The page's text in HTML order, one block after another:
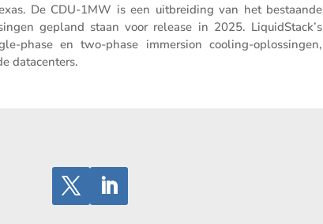
De CDU-1MW is een uitbrei­ding van het bestaande
gepland staan voor release in 2025. LiquidStack’s
phase en two-phase immersion cooling-oplos­singen,
datacenters.